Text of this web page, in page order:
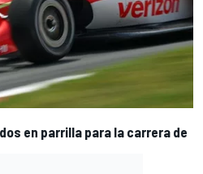
en parrilla para la carrera de